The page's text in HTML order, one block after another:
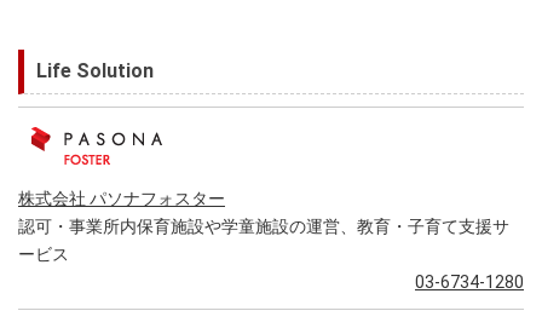
Life Solution
株式会社 パソナフォスター
認可・事業所内保育施設や学童施設の運営、教育・子育て支援サ
ービス
03-6734-1280